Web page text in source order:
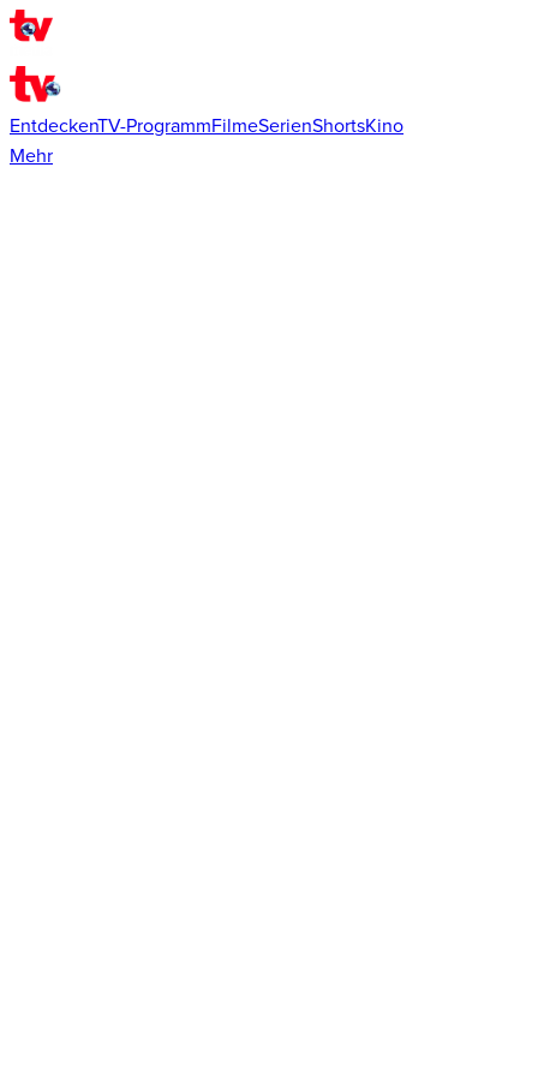
EntdeckenTV-ProgrammFilmeSerienShortsKino
Mehr